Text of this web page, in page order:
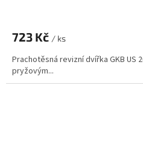
723 Kč / ks
Prachotěsná revizní dvířka GKB US
pryžovým...